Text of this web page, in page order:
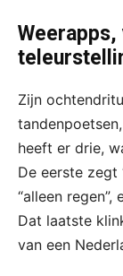
Zijn
heeft er drie,
De eerste zegt
“alleen regen”,
Dat laatste
van een